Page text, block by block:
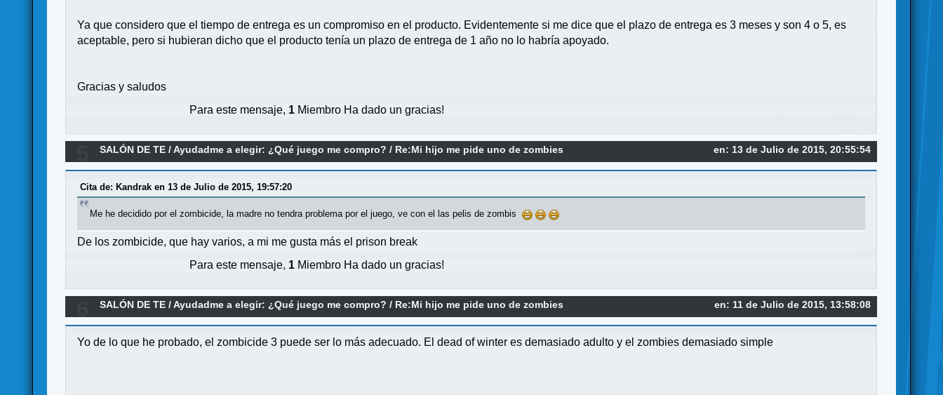
Ya que considero que el tiempo de entrega es un compromiso en el producto. Evidentemente si me dice que el plazo de entrega es 3 meses y son 4 o 5, es
aceptable, pero si hubieran dicho que el producto tenía un plazo de entrega de 1 año no lo habría apoyado.
Gracias y saludos
Para este mensaje, 1 Miembro Ha dado un gracias!
en: 13 de Julio de 2015, 20:55:54
SALÓN DE TE /Ayudadme a elegir: ¿Qué juego me compro? / Re:Mi hijo me pide uno de zombies
Cita de: Kandrak en 13 de Julio de 2015, 19:57:20
Me he decidido por el zombicide, la madre no tendra problema por el juego, ve con el las pelis de zombis
De los zombicide, que hay varios, a mi me gusta más el prison break
Para este mensaje, 1 Miembro Ha dado un gracias!
en: 11 de Julio de 2015, 13:58:08
SALÓN DE TE /Ayudadme a elegir: ¿Qué juego me compro? / Re:Mi hijo me pide uno de zombies
Yo de lo que he probado, el zombicide 3 puede ser lo más adecuado. El dead of winter es demasiado adulto y el zombies demasiado simple